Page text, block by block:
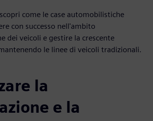
come le case automobilistiche
con successo nell'ambito
dei veicoli e gestire la crescente
le linee di veicoli tradizionali.
la
e la